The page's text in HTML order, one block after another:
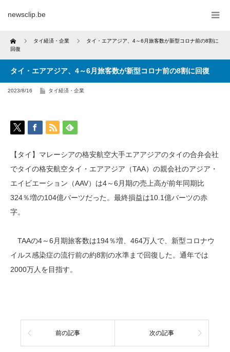
newsclip.be
Home タイ経済・企業
タイ・エアアジア、4～6月旅客数が新型コロナ前の8割に
回復
タイ・エアアジア、4～6月旅客数が新型コロナ前の8割に回復
2023/8/16 タイ経済・企業
【タイ】マレーシアの格安航空大手エアアジアのタイの合弁会社
でタイの格安航空タイ・エアアジア（TAA）の親会社のアジア・
エイビエーション（AAV）は4～6月期の売上高が前年同期比
324％増の104億バーツだった。最終損益は10.1億バーツの赤
字。
TAAの4～6月期旅客数は194％増、464万人で、新型コロナウ
イルス感染症の流行前の約8割の水準まで回復した。通年では
2000万人を目指す。
前の記事 次の記事